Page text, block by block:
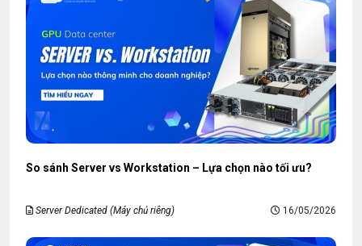
So sánh Server vs Workstation – Lựa chọn nào tối ưu?
Server Dedicated (Máy chủ riêng) 16/05/2026